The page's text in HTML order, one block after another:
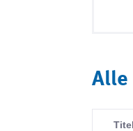
Alle
Titel